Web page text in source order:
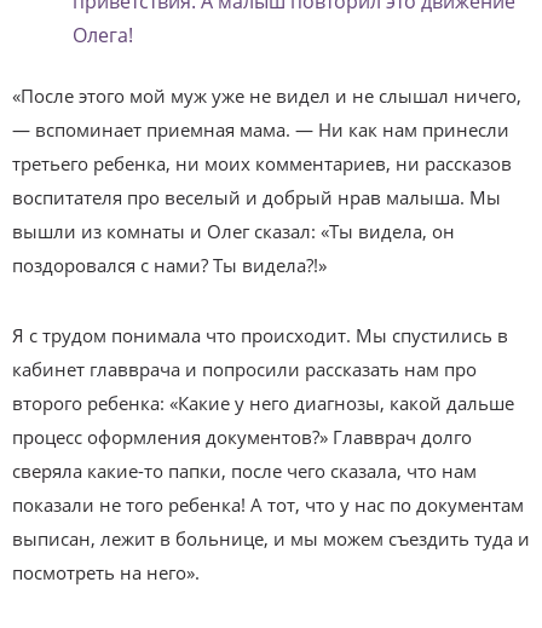
Олега!
«После этого мой муж уже не видел и не слышал ничего,
— вспоминает приемная мама. — Ни как нам принесли
третьего ребенка, ни моих комментариев, ни рассказов
воспитателя про веселый и добрый нрав малыша. Мы
вышли из комнаты и Олег сказал: «Ты видела, он
поздоровался с нами? Ты видела?!»
Я с трудом понимала что происходит. Мы спустились в
кабинет главврача и попросили рассказать нам про
второго ребенка: «Какие у него диагнозы, какой дальше
процесс оформления документов?» Главврач долго
сверяла какие-то папки, после чего сказала, что нам
показали не того ребенка! А тот, что у нас по документам
выписан, лежит в больнице, и мы можем съездить туда и
посмотреть на него».